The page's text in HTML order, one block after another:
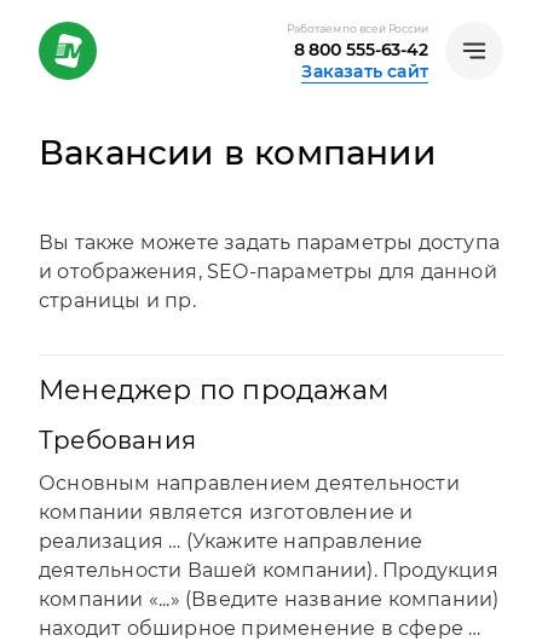
Работаем по всей России
8 800 555-63-42
Заказать сайт
Вакансии в компании
Вы также можете задать параметры доступа
и отображения, SEO-параметры для данной
страницы и пр.
Менеджер по продажам
Требования
Основным направлением деятельности
компании является изготовление и
реализация … (Укажите направление
деятельности Вашей компании). Продукция
компании «...» (Введите название компании)
находит обширное применение в сфере …